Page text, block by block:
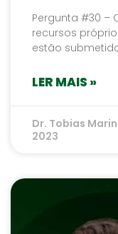
Pergunta #30 –
recursos
estão
LER MAIS »
Dr. Tobias
2023